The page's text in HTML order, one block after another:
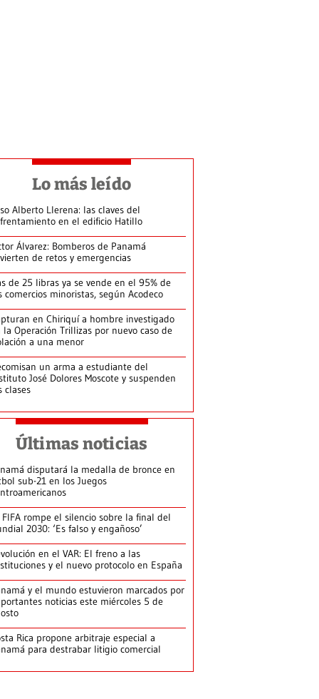
Lo más leído
Alberto Llerena: las claves del
en el edificio Hatillo
Álvarez: Bomberos de Panamá
de retos y emergencias
de 25 libras ya se vende en el 95% de
comercios minoristas, según Acodeco
en Chiriquí a hombre investigado
la Operación Trillizas por nuevo caso de
a una menor
un arma a estudiante del
José Dolores Moscote y suspenden
clases
Últimas noticias
disputará la medalla de bronce en
sub-21 en los Juegos
FIFA rompe el silencio sobre la final del
2030: ‘Es falso y engañoso’
en el VAR: El freno a las
y el nuevo protocolo en España
y el mundo estuvieron marcados por
noticias este miércoles 5 de
Rica propone arbitraje especial a
para destrabar litigio comercial